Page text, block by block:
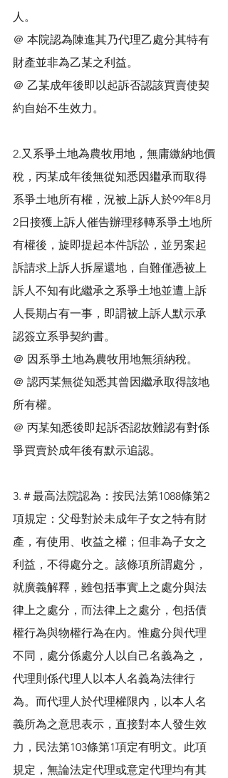
人。
＠ 本院認為陳進其乃代理乙處分其特有
財產並非為乙某之利益。
＠ 乙某成年後即以起訴否認該買賣使契
約自始不生效力。
2.又系爭土地為農牧用地，無庸繳納地價
稅，丙某成年後無從知悉因繼承而取得
系爭土地所有權，況被上訴人於99年8月
2日接獲上訴人催告辦理移轉系爭土地所
有權後，旋即提起本件訴訟，並另案起
訴請求上訴人拆屋還地，自難僅憑被上
訴人不知有此繼承之系爭土地並遭上訴
人長期占有一事，即謂被上訴人默示承
認簽立系爭契約書。
＠ 因系爭土地為農牧用地無須納稅。
＠ 認丙某無從知悉其曾因繼承取得該地
所有權。
＠ 丙某知悉後即起訴否認故難認有對係
爭買賣於成年後有默示追認。
3.＃最高法院認為：按民法第1088條第2
項規定：父母對於未成年子女之特有財
產，有使用、收益之權；但非為子女之
利益，不得處分之。該條項所謂處分，
就廣義解釋，雖包括事實上之處分與法
律上之處分，而法律上之處分，包括債
權行為與物權行為在內。惟處分與代理
不同，處分係處分人以自己名義為之，
代理則係代理人以本人名義為法律行
為。而代理人於代理權限內，以本人名
義所為之意思表示，直接對本人發生效
力，民法第103條第1項定有明文。此項
規定，無論法定代理或意定代理均有其